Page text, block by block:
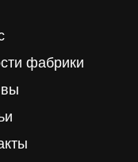
фабрики